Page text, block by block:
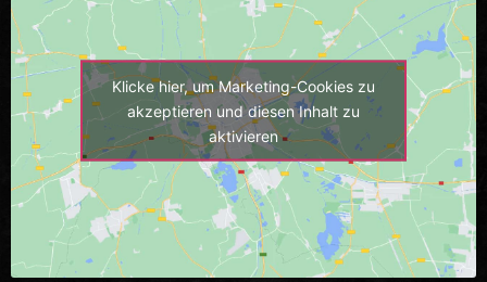
Klicke hier, um Marketing-Cookies zu
akzeptieren und diesen Inhalt zu
aktivieren